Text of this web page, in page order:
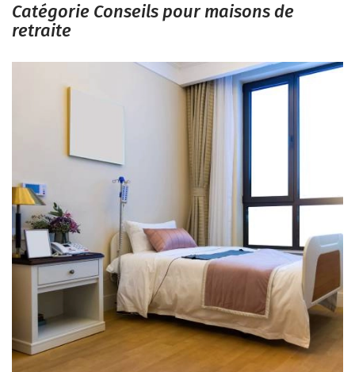
Catégorie Conseils pour maisons de
retraite